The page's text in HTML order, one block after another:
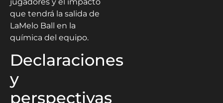
que tendrá la salida de
LaMelo Ball en la
química del equipo.
Declaraciones
y
perspectivas